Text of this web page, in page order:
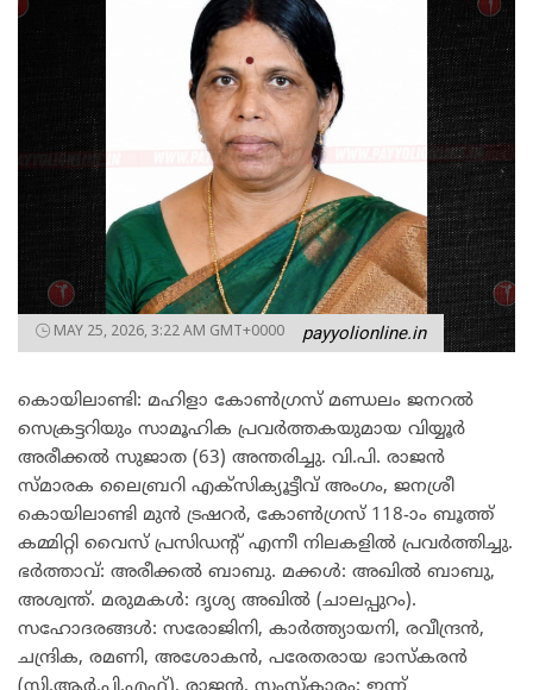
MAY 25, 2026, 3:22 AM GMT+0000 payyolionline.in
കൊയിലാണ്ടി: മഹിളാ കോൺഗ്രസ് മണ്ഡലം ജനറൽ
സെക്രട്ടറിയും സാമൂഹിക പ്രവർത്തകയുമായ വിയ്യൂർ
അരീക്കൽ സുജാത (63) അന്തരിച്ചു. വി.പി. രാജൻ
സ്മാരക ലൈബ്രറി എക്സിക്യൂട്ടീവ് അംഗം, ജനശ്രീ
കൊയിലാണ്ടി മുൻ ട്രഷറർ, കോൺഗ്രസ് 118-ാം ബൂത്ത്
കമ്മിറ്റി വൈസ് പ്രസിഡന്റ് എന്നീ നിലകളിൽ പ്രവർത്തിച്ചു.
ഭർത്താവ്: അരീക്കൽ ബാബു. മക്കൾ: അഖിൽ ബാബു,
അശ്വന്ത്. മരുമകൾ: ദൃശ്യ അഖിൽ (ചാലപ്പുറം).
സഹോദരങ്ങൾ: സരോജിനി, കാർത്ത്യായനി, രവീന്ദ്രൻ,
ചന്ദ്രിക, രമണി, അശോകൻ, പരേതരായ ഭാസ്കരൻ